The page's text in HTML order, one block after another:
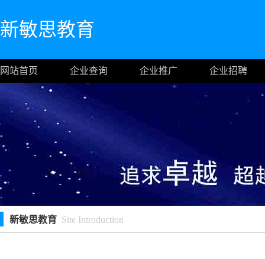
新敏思教育
网站首页 企业查询 企业推广 企业招聘
新敏思教育 Site Introduction